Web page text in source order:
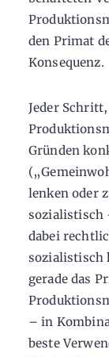
den Primat
Konsequenz.
Jeder
Gründen
lenken oder
sozialistisch
dabei
sozialistisch
gerade das
– in
beste